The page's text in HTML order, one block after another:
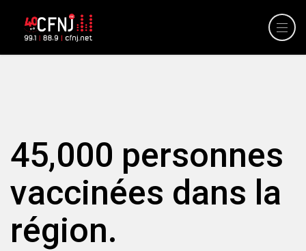
45,000 personnes
vaccinées dans la
région.